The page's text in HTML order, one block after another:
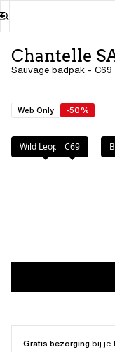
Chantelle
Sauvage badpak - C69
Web Only -50%
Kleur:C69
Wild LeopardC69
Gratis bezorgingbij je